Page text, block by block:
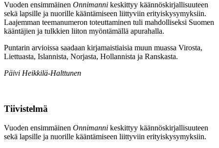
Vuoden ensimmäinen Onnimanni keskittyy käännöskirjallisuuteen
sekä lapsille ja nuorille kääntämiseen liittyviin erityiskysymyksiin.
Laajemman teemanumeron toteuttaminen tuli mahdolliseksi Suomen
kääntäjien ja tulkkien liiton myöntämällä apurahalla.
Puntarin arvioissa saadaan kirjamaistiaisia muun muassa Virosta,
Liettuasta, Islannista, Norjasta, Hollannista ja Ranskasta.
Päivi Heikkilä-Halttunen
Tiivistelmä
Vuoden ensimmäinen Onnimanni keskittyy käännöskirjallisuuteen
sekä lapsille ja nuorille kääntämiseen liittyviin erityiskysymyksiin.